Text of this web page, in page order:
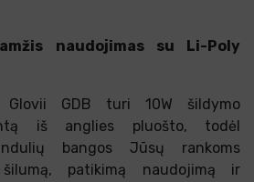
naudojimas su Li-Poly
Glovii GDB turi 10W šildymo
iš anglies pluošto, todėl
bangos Jūsų rankoms
patikimą naudojimą ir